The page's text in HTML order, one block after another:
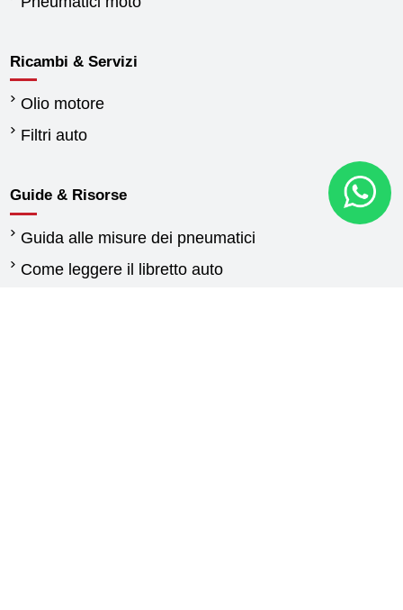
Ricambi & Servizi
Olio motore
Filtri auto
Guide & Risorse
Guida alle misure dei pneumatici
Come leggere il libretto auto